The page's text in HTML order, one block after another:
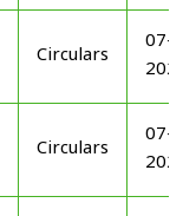
Circulars
07-
Circulars
07-